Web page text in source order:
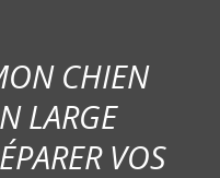
CHIEN
LARGE
VOS